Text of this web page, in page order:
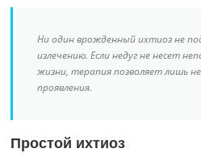
Ни один врожденный ихтиоз не
излечению. Если недуг не несет
жизни, терапия позволяет лишь
проявления.
Простой ихтиоз